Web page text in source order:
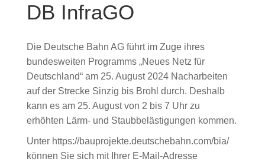
DB InfraGO
Die Deutsche Bahn AG führt im Zuge ihres
bundesweiten Programms „Neues Netz für
Deutschland“ am 25. August 2024 Nacharbeiten
auf der Strecke Sinzig bis Brohl durch. Deshalb
kann es am 25. August von 2 bis 7 Uhr zu
erhöhten Lärm- und Staubbelästigungen kommen.
Unter https://bauprojekte.deutschebahn.com/bia/
können Sie sich mit Ihrer E-Mail-Adresse